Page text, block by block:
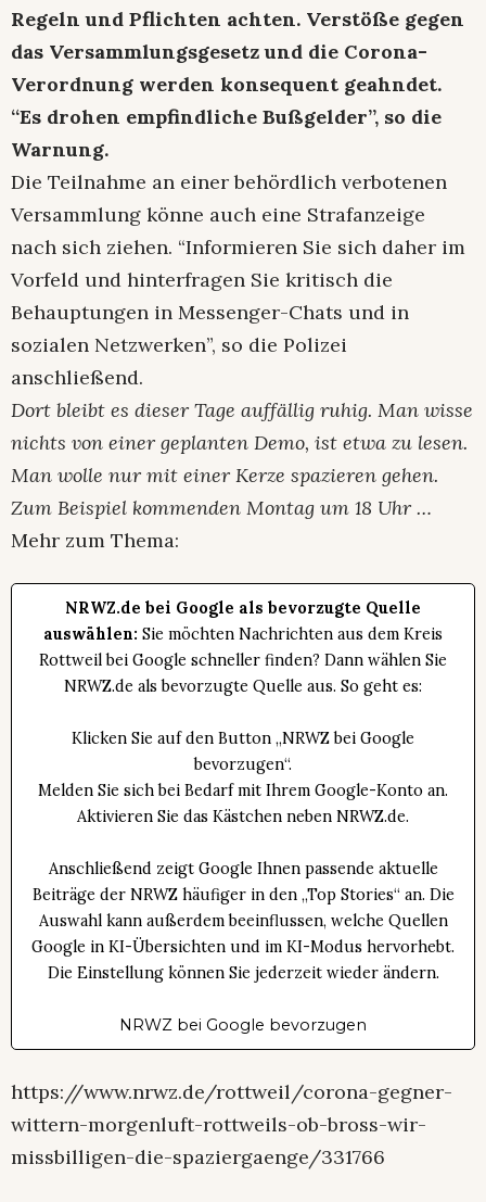
Regeln und Pflichten achten. Verstöße gegen
das Versammlungsgesetz und die Corona-
Verordnung werden konsequent geahndet.
“Es drohen empfindliche Bußgelder”, so die
Warnung.
Die Teilnahme an einer behördlich verbotenen
Versammlung könne auch eine Strafanzeige
nach sich ziehen. “Informieren Sie sich daher im
Vorfeld und hinterfragen Sie kritisch die
Behauptungen in Messenger-Chats und in
sozialen Netzwerken”, so die Polizei
anschließend.
Dort bleibt es dieser Tage auffällig ruhig. Man wisse
nichts von einer geplanten Demo, ist etwa zu lesen.
Man wolle nur mit einer Kerze spazieren gehen.
Zum Beispiel kommenden Montag um 18 Uhr …
Mehr zum Thema:
NRWZ.de bei Google als bevorzugte Quelle
auswählen: Sie möchten Nachrichten aus dem Kreis
Rottweil bei Google schneller finden? Dann wählen Sie
NRWZ.de als bevorzugte Quelle aus. So geht es:
Klicken Sie auf den Button „NRWZ bei Google
bevorzugen“.
Melden Sie sich bei Bedarf mit Ihrem Google-Konto an.
Aktivieren Sie das Kästchen neben NRWZ.de.
Anschließend zeigt Google Ihnen passende aktuelle
Beiträge der NRWZ häufiger in den „Top Stories“ an. Die
Auswahl kann außerdem beeinflussen, welche Quellen
Google in KI-Übersichten und im KI-Modus hervorhebt.
Die Einstellung können Sie jederzeit wieder ändern.
NRWZ bei Google bevorzugen
https://www.nrwz.de/rottweil/corona-gegner-
wittern-morgenluft-rottweils-ob-bross-wir-
missbilligen-die-spaziergaenge/331766